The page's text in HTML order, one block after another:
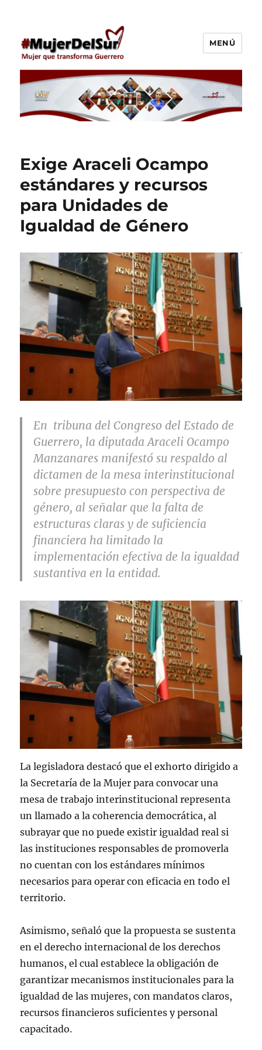
Araceli Ocampo Manzanares
MENÚ
Exige Araceli Ocampo
estándares y recursos
para Unidades de
Igualdad de Género
En tribuna del Congreso del Estado de
Guerrero, la diputada Araceli Ocampo
Manzanares manifestó su respaldo al
dictamen de la mesa interinstitucional
sobre presupuesto con perspectiva de
género, al señalar que la falta de
estructuras claras y de suficiencia
financiera ha limitado la
implementación efectiva de la igualdad
sustantiva en la entidad.
La legisladora destacó que el exhorto dirigido a
la Secretaría de la Mujer para convocar una
mesa de trabajo interinstitucional representa
un llamado a la coherencia democrática, al
subrayar que no puede existir igualdad real si
las instituciones responsables de promoverla
no cuentan con los estándares mínimos
necesarios para operar con eficacia en todo el
territorio.
Asimismo, señaló que la propuesta se sustenta
en el derecho internacional de los derechos
humanos, el cual establece la obligación de
garantizar mecanismos institucionales para la
igualdad de las mujeres, con mandatos claros,
recursos financieros suficientes y personal
capacitado.